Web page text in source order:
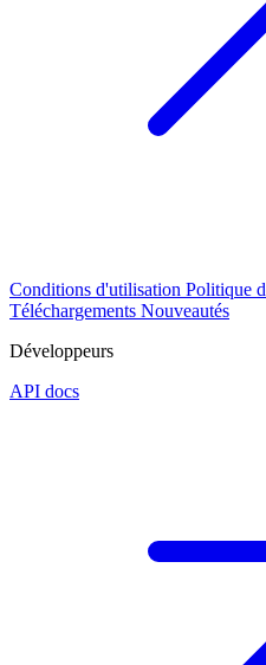
Conditions d'utilisation Politique
Téléchargements Nouveautés
Développeurs
API docs